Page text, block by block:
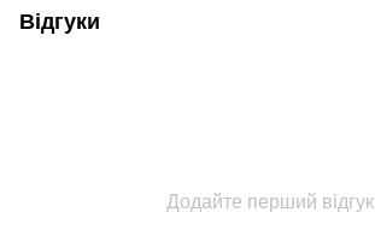
Відгуки
Додайте перший відгук